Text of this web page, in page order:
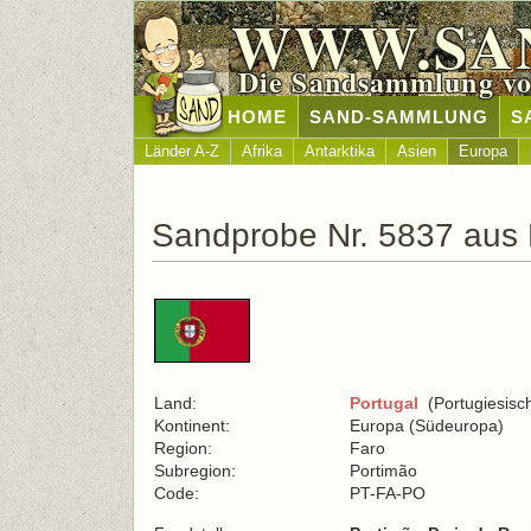
Die Sandsammlung
HOME SAND-SAMMLUNG
Länder A-Z Afrika Antarktika Asien Europa
Sandprobe Nr. 5837 aus
Land: Portugal
Kontinent:
Europa (Südeuropa)
Region:
Faro
Subregion:
Portimão
Code:
PT-FA-PO